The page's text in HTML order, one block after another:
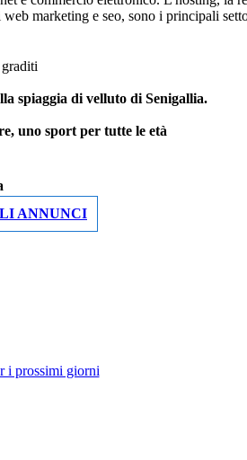
marketing e seo, sono i principali
spiaggia di velluto di Senigallia.
uno sport per tutte le età
ANNUNCI
i prossimi giorni